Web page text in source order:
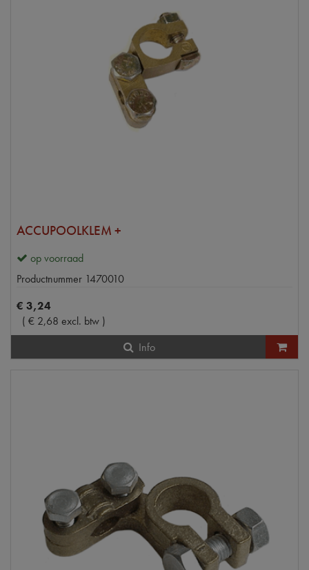
ACCUPOOLKLEM +
op voorraad
Productnummer 1470010
€ 3,24
( € 2,68 excl. btw )
Info